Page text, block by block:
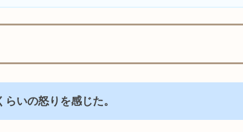
らいの怒りを感じた。